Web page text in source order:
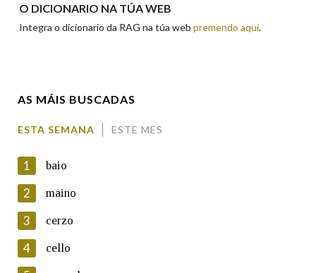
En cumprimento da normativa vixente en materia de
Protección de Datos de Carácter Persoal, a Real Academia
Galega informa a aqueles usuarios que faciliten o seu correo
electrónico, así como calquera outra información de carácter
O DICIONARIO NA TÚA WEB
Integra o dicionario da RAG na túa web premendo aquí.
AS MÁIS BUSCADAS
ESTA SEMANA ESTE MES
1 baio
2 maino
3 cerzo
4 cello